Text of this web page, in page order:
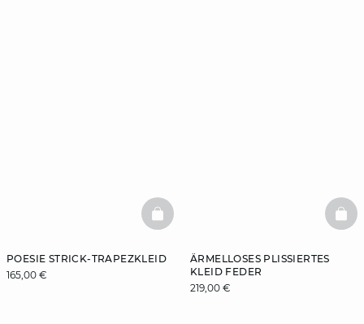
POESIE STRICK-TRAPEZKLEID
165,00 €
BASKETFULL
ÄRMELLOSES PLISSIERTES
KLEID FEDER
219,00 €